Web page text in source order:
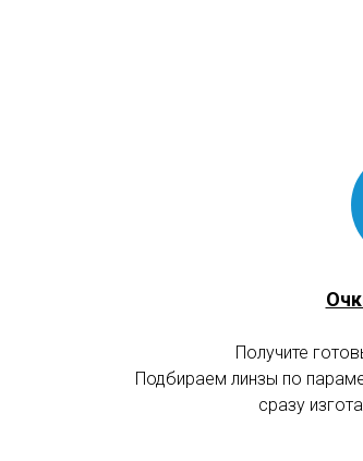
Получите
Подбираем линзы по
сразу
КАК